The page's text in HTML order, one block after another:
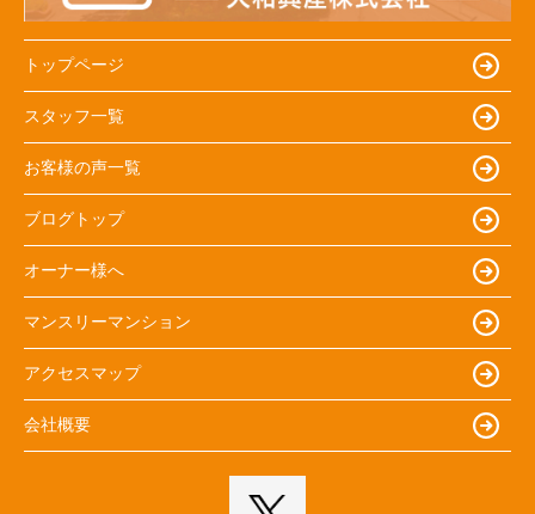
トップページ
スタッフ一覧
お客様の声一覧
ブログトップ
オーナー様へ
マンスリーマンション
アクセスマップ
会社概要